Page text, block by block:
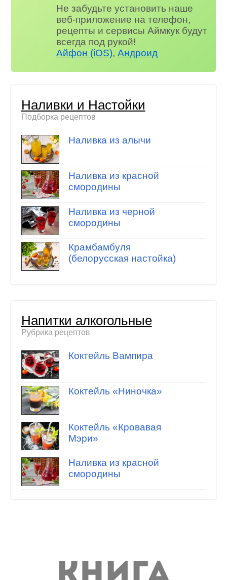
Не забудьте установить наше
веб-приложение на телефон,
рецепты и сервисы Аймкук будут
всегда под рукой!
Айфон (iOS),Андроид
Наливки и Настойки
Подборка рецептов
Наливка из алычи
Наливка из красной
смородины
Наливка из черной
смородины
Крамбамбуля
(белорусская настойка)
Напитки алкогольные
Рубрика рецептов
Коктейль Вампира
Коктейль «Ниночка»
Коктейль «Кровавая
Мэри»
Наливка из красной
смородины